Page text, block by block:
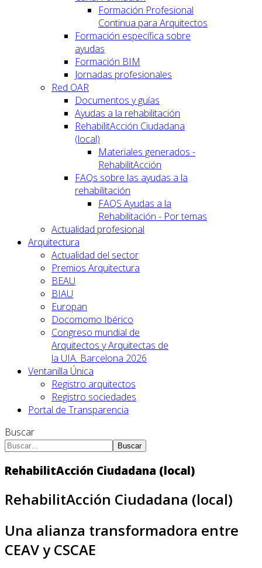
Formación Profesional
Continua para Arquitectos
Formación específica sobre
ayudas
Formación BIM
Jornadas profesionales
Red OAR
Documentos y guías
Ayudas a la rehabilitación
RehabilitAcción Ciudadana
(local)
Materiales generados -
RehabilitAcción
FAQs sobre las ayudas a la
rehabilitación
FAQS Ayudas a la
Rehabilitación - Por temas
Actualidad profesional
Arquitectura
Actualidad del sector
Premios Arquitectura
BEAU
BIAU
Europan
Docomomo Ibérico
Congreso mundial de
Arquitectos y Arquitectas de
la UIA. Barcelona 2026
Ventanilla Única
Registro arquitectos
Registro sociedades
Portal de Transparencia
Buscar
Buscar
RehabilitAcción Ciudadana (local)
RehabilitAcción Ciudadana (local)
Una alianza transformadora entre
CEAV y CSCAE